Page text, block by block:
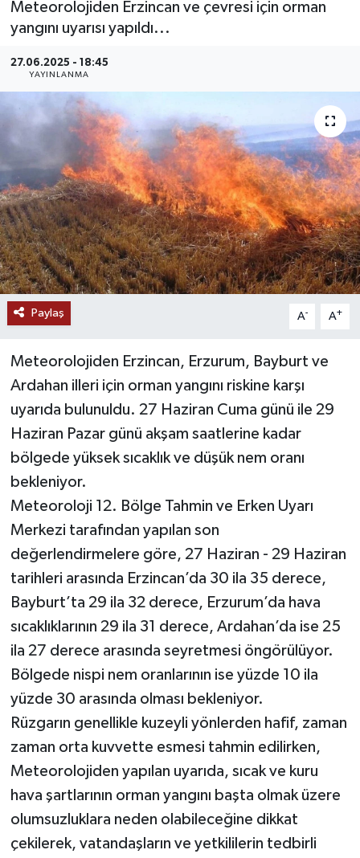
Meteorolojiden Erzincan ve çevresi için orman
yangını uyarısı yapıldı...
27.06.2025 - 18:45
YAYINLANMA
Paylaş A- A+
Meteorolojiden Erzincan, Erzurum, Bayburt ve
Ardahan illeri için orman yangını riskine karşı
uyarıda bulunuldu. 27 Haziran Cuma günü ile 29
Haziran Pazar günü akşam saatlerine kadar
bölgede yüksek sıcaklık ve düşük nem oranı
bekleniyor.
Meteoroloji 12. Bölge Tahmin ve Erken Uyarı
Merkezi tarafından yapılan son
değerlendirmelere göre, 27 Haziran - 29 Haziran
tarihleri arasında Erzincan’da 30 ila 35 derece,
Bayburt’ta 29 ila 32 derece, Erzurum’da hava
sıcaklıklarının 29 ila 31 derece, Ardahan’da ise 25
ila 27 derece arasında seyretmesi öngörülüyor.
Bölgede nispi nem oranlarının ise yüzde 10 ila
yüzde 30 arasında olması bekleniyor.
Rüzgarın genellikle kuzeyli yönlerden hafif, zaman
zaman orta kuvvette esmesi tahmin edilirken,
Meteorolojiden yapılan uyarıda, sıcak ve kuru
hava şartlarının orman yangını başta olmak üzere
olumsuzluklara neden olabileceğine dikkat
çekilerek, vatandaşların ve yetkililerin tedbirli
MAGAZİN
ÖZEL HABER
RESMİ İLANLAR
SAĞLIK
SİYASET
SOSYAL YARDIMLAR
SPONSORLU YAZI
SPOR
TEKNOLOJİ